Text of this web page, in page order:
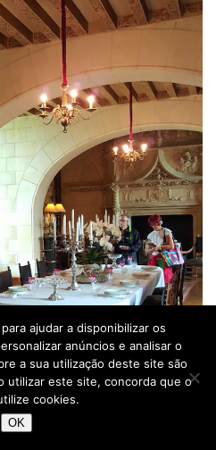
ajudar a disponibilizar os
anúncios e analisar o
a sua utilização deste site são
utilizar este site, concorda que o
cookies.
OK